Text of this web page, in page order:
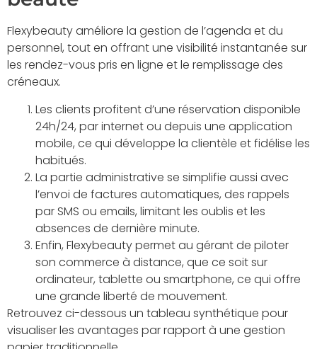
Flexybeauty améliore la gestion de l’agenda et du
personnel, tout en offrant une visibilité instantanée sur
les rendez-vous pris en ligne et le remplissage des
créneaux.
Les clients profitent d’une réservation disponible
24h/24, par internet ou depuis une application
mobile, ce qui développe la clientèle et fidélise les
habitués.
La partie administrative se simplifie aussi avec
l’envoi de factures automatiques, des rappels
par SMS ou emails, limitant les oublis et les
absences de dernière minute.
Enfin, Flexybeauty permet au gérant de piloter
son commerce à distance, que ce soit sur
ordinateur, tablette ou smartphone, ce qui offre
une grande liberté de mouvement.
Retrouvez ci-dessous un tableau synthétique pour
visualiser les avantages par rapport à une gestion